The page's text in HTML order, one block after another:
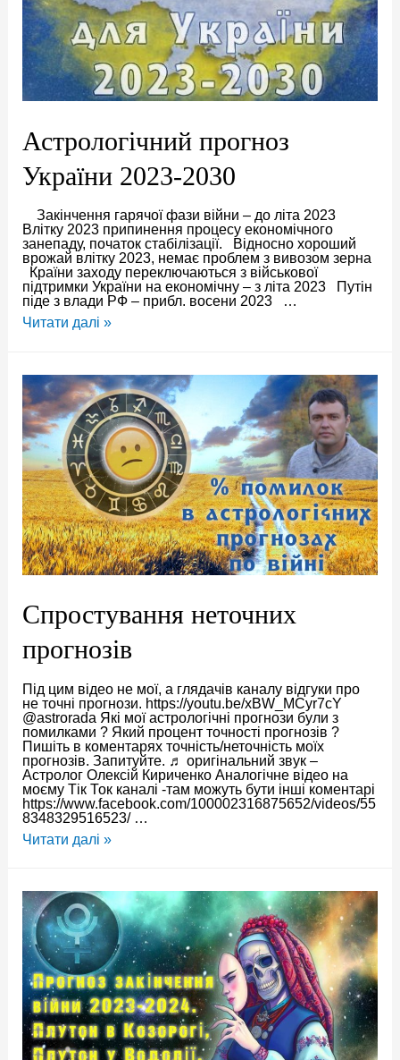
Астрологічний прогноз
України 2023-2030
Закінчення гарячої фази війни – до літа 2023
Влітку 2023 припинення процесу економічного
занепаду, початок стабілізації. Відносно хороший
врожай влітку 2023, немає проблем з вивозом зерна
Країни заходу переключаються з військової
підтримки України на економічну – з літа 2023 Путін
піде з влади РФ – прибл. восени 2023 …
Астрологічний
2030
Читати далі »
Спростування неточних
прогнозів
Під цим відео не мої, а глядачів каналу відгуки про
не точні прогнози. https://youtu.be/xBW_MCyr7cY
@astrorada Які мої астрологічні прогнози були з
помилками ? Який процент точності прогнозів ?
Пишіть в коментарях точність/неточність моїх
прогнозів. Запитуйте. ♬ оригінальний звук –
Астролог Олексій Кириченко Аналогічне відео на
моєму Тік Ток каналі -там можуть бути інші коментарі
https://www.facebook.com/100002316875652/videos/55
8348329516523/ …
Спростування
неточних
Читати далі »